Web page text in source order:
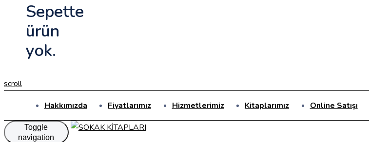
Sepette
ürün
yok.
scroll
Hakkımızda Fiyatlarımız Hizmetlerimiz Kitaplarımız Online Satışı
Toggle
navigation